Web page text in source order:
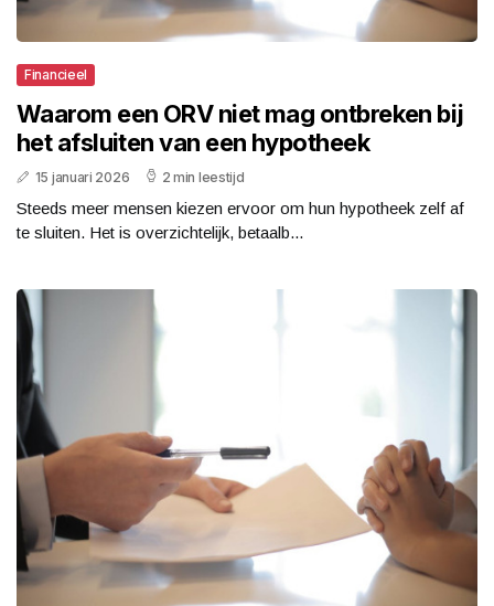
Financieel
Waarom een ORV niet mag ontbreken bij
het afsluiten van een hypotheek
15 januari 2026 2 min leestijd
Steeds meer mensen kiezen ervoor om hun hypotheek zelf af
te sluiten. Het is overzichtelijk, betaalb...